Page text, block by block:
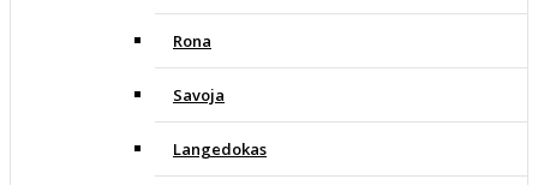
Rona
Savoja
Langedokas